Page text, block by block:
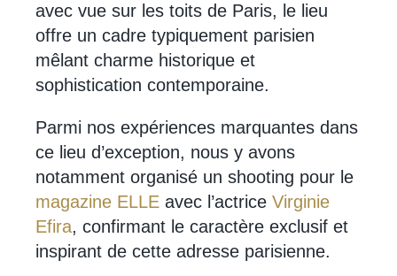
avec vue sur les toits de Paris, le lieu
offre un cadre typiquement parisien
mêlant charme historique et
sophistication contemporaine.
Parmi nos expériences marquantes dans
ce lieu d’exception, nous y avons
notamment organisé un shooting pour le
magazine ELLE avec l’actrice Virginie
Efira, confirmant le caractère exclusif et
inspirant de cette adresse parisienne.